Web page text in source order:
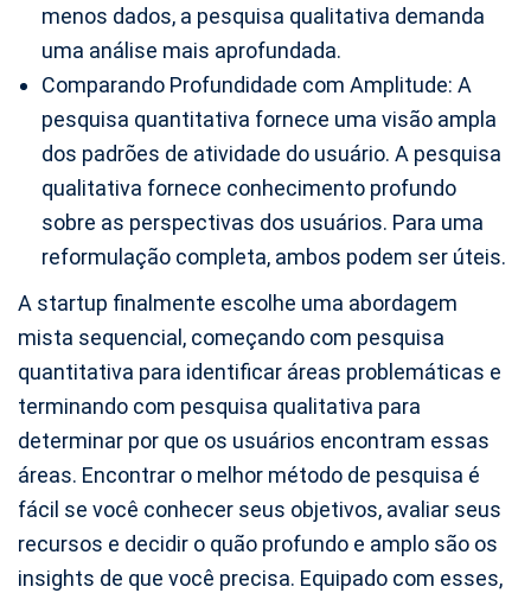
menos dados, a pesquisa qualitativa demanda
uma análise mais aprofundada.
Comparando Profundidade com Amplitude: A
pesquisa quantitativa fornece uma visão ampla
dos padrões de atividade do usuário. A pesquisa
qualitativa fornece conhecimento profundo
sobre as perspectivas dos usuários. Para uma
reformulação completa, ambos podem ser úteis.
A startup finalmente escolhe uma abordagem
mista sequencial, começando com pesquisa
quantitativa para identificar áreas problemáticas e
terminando com pesquisa qualitativa para
determinar por que os usuários encontram essas
áreas. Encontrar o melhor método de pesquisa é
fácil se você conhecer seus objetivos, avaliar seus
recursos e decidir o quão profundo e amplo são os
insights de que você precisa. Equipado com esses,